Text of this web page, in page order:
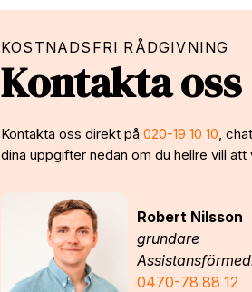
KOSTNADSFRI RÅDGIVNING
Kontakta oss
Kontakta oss direkt på 020-19 10 10 ,
dina uppgifter nedan om du hellre vill att
Robert Nilsson
grundare
0470-78 88 12